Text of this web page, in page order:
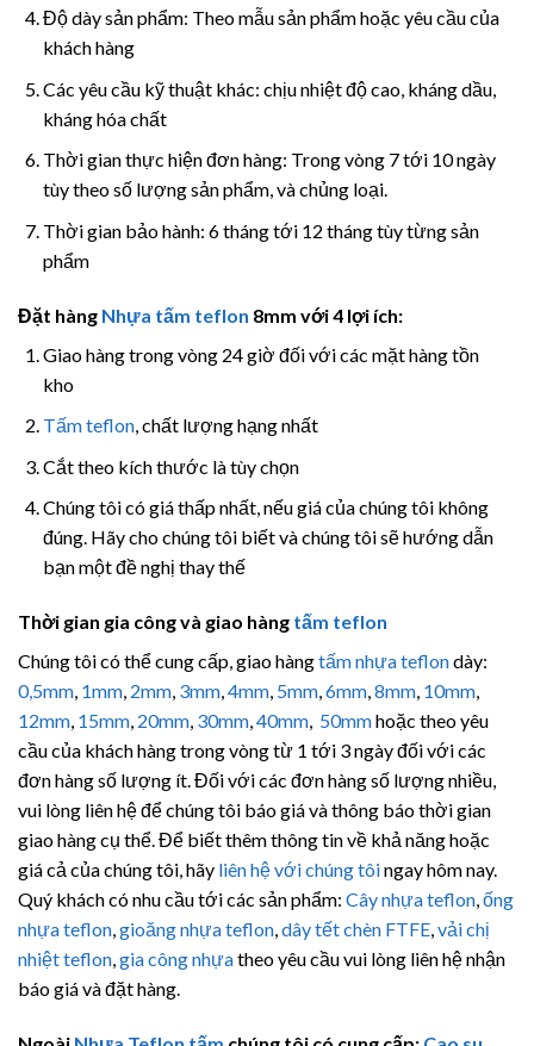
Độ dày sản phẩm: Theo mẫu sản phẩm hoặc yêu cầu của
khách hàng
Các yêu cầu kỹ thuật khác: chịu nhiệt độ cao, kháng dầu,
kháng hóa chất
Thời gian thực hiện đơn hàng: Trong vòng 7 tới 10 ngày
tùy theo số lượng sản phẩm, và chủng loại.
Thời gian bảo hành: 6 tháng tới 12 tháng tùy từng sản
phẩm
Đặt hàng Nhựa tấm teflon 8mm với 4 lợi ích:
Giao hàng trong vòng 24 giờ đối với các mặt hàng tồn
kho
Tấm teflon, chất lượng hạng nhất
Cắt theo kích thước là tùy chọn
Chúng tôi có giá thấp nhất, nếu giá của chúng tôi không
đúng. Hãy cho chúng tôi biết và chúng tôi sẽ hướng dẫn
bạn một đề nghị thay thế
Thời gian gia công và giao hàng tấm teflon
Chúng tôi có thể cung cấp, giao hàngtấm nhựa teflondày:
0,5mm, 1mm, 2mm, 3mm,4mm, 5mm,6mm,8mm, 10mm,
12mm, 15mm, 20mm, 30mm,40mm, 50mmhoặc theo yêu
cầu của khách hàng trong vòng từ 1 tới 3 ngày đối với các
đơn hàng số lượng ít. Đối với các đơn hàng số lượng nhiều,
vui lòng liên hệ để chúng tôi báo giá và thông báo thời gian
giao hàng cụ thể. Để biết thêm thông tin về khả năng hoặc
giá cả của chúng tôi, hãy liên hệ với chúng tôingay hôm nay.
Quý khách có nhu cầu tới các sản phẩm: Cây nhựa teflon,ống
nhựa teflon,gioăng nhựa teflon,dây tết chèn FTFE,vải chị
nhiệt teflon,gia công nhựatheo yêu cầu vui lòng liên hệ nhận
báo giá và đặt hàng.